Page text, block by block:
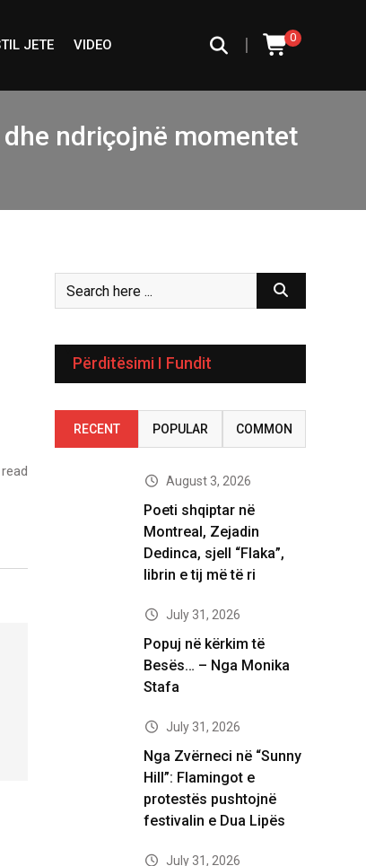
JETE VIDEO 0
|
ndriçojnë momentet
Përditësimi I Fundit
RECENT POPULAR COMMON
August 3, 2026
Poeti shqiptar në
Montreal, Zejadin
Dedinca, sjell “Flaka”,
librin e tij më të ri
July 31, 2026
Popuj në kërkim të
Besës… – Nga Monika
Stafa
July 31, 2026
Nga Zvërneci në “Sunny
Hill”: Flamingot e
protestës pushtojnë
festivalin e Dua Lipës
July 31, 2026